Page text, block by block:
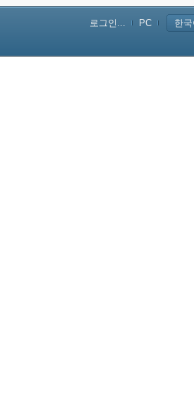
로그인... PC 한국